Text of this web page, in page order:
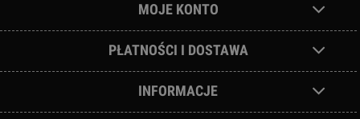
MOJE KONTO
PŁATNOŚCI I DOSTAWA
INFORMACJE